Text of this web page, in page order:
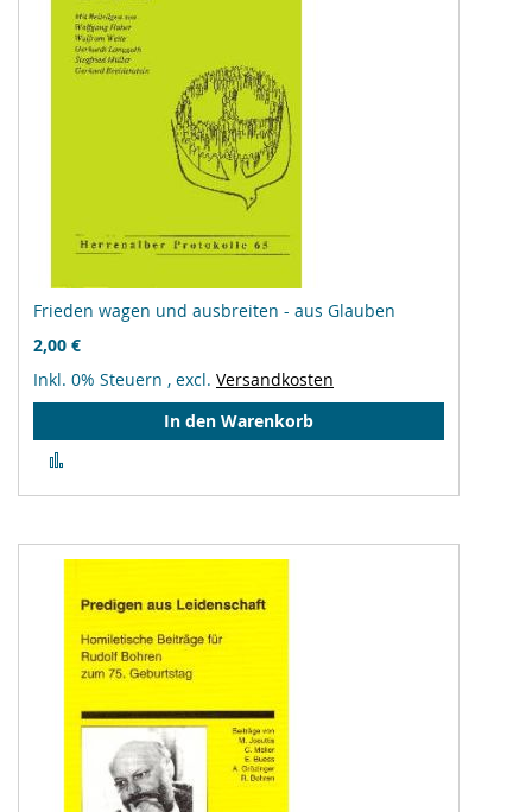
Frieden wagen und ausbreiten - aus Glauben
2,00 €
Inkl. 0% Steuern , excl. Versandkosten
In den Warenkorb
hinzufügen